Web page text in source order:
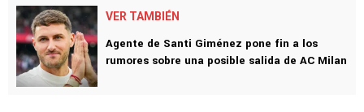
VER TAMBIÉN
Agente de Santi Giménez pone fin a los
rumores sobre una posible salida de AC Milan